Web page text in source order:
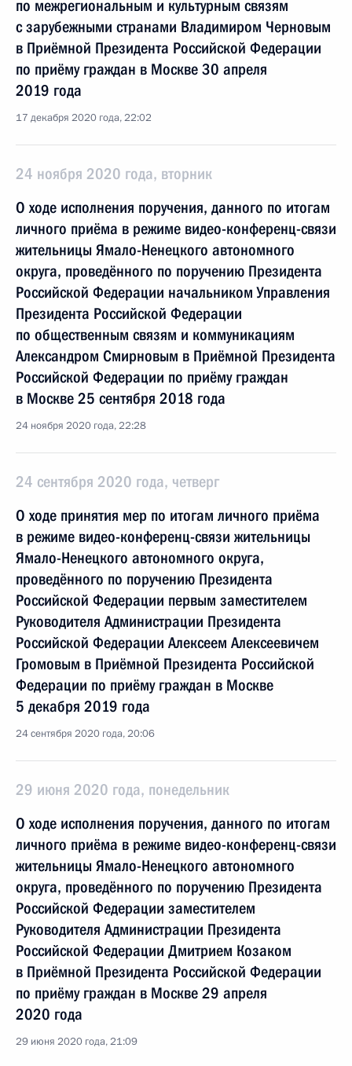
по межрегиональным и культурным связям
с зарубежными странами Владимиром Черновым
в Приёмной Президента Российской Федерации
по приёму граждан в Москве 30 апреля
2019 года
17 декабря 2020 года, 22:02
24 ноября 2020 года, вторник
О ходе исполнения поручения, данного по итогам
личного приёма в режиме видео-конференц-связи
жительницы Ямало-Ненецкого автономного
округа, проведённого по поручению Президента
Российской Федерации начальником Управления
Президента Российской Федерации
по общественным связям и коммуникациям
Александром Смирновым в Приёмной Президента
Российской Федерации по приёму граждан
в Москве 25 сентября 2018 года
24 ноября 2020 года, 22:28
24 сентября 2020 года, четверг
О ходе принятия мер по итогам личного приёма
в режиме видео-конференц-связи жительницы
Ямало-Ненецкого автономного округа,
проведённого по поручению Президента
Российской Федерации первым заместителем
Руководителя Администрации Президента
Российской Федерации Алексеем Алексеевичем
Громовым в Приёмной Президента Российской
Федерации по приёму граждан в Москве
5 декабря 2019 года
24 сентября 2020 года, 20:06
29 июня 2020 года, понедельник
О ходе исполнения поручения, данного по итогам
личного приёма в режиме видео-конференц-связи
жительницы Ямало-Ненецкого автономного
округа, проведённого по поручению Президента
Российской Федерации заместителем
Руководителя Администрации Президента
Российской Федерации Дмитрием Козаком
в Приёмной Президента Российской Федерации
по приёму граждан в Москве 29 апреля
2020 года
29 июня 2020 года, 21:09